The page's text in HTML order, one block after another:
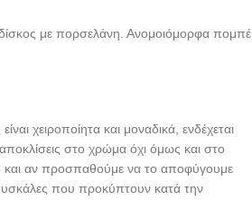
με πορσελάνη. Ανομοιόμορφα πομπέ
χειροποίητα και μοναδικά, ενδέχεται
στο χρώμα όχι όμως και στο
και αν προσπαθούμε να το αποφύγουμε
που προκύπτουν κατά την